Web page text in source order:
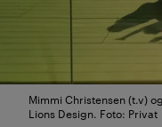
Mimmi Christensen (t.v)
Lions Design. Foto: Privat